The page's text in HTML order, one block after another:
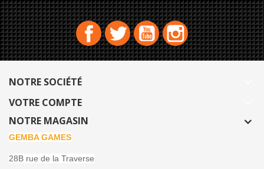
FacebookTwitterYouTubeInstagram
NOTRE SOCIÉTÉ
VOTRE COMPTE
NOTRE MAGASIN
GEMBA GAMES
28B rue de la Traverse